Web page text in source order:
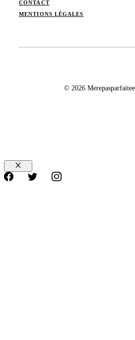
CONTACT
MENTIONS LÉGALES
© 2026
Fermer